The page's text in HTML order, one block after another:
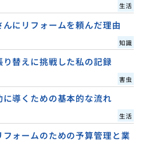
生活
にリフォームを頼んだ理由
知識
替えに挑戦した私の記録
害虫
に導くための基本的な流れ
生活
ォームのための予算管理と業